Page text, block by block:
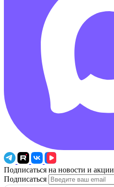
Подписаться на новости и акции
Подписаться